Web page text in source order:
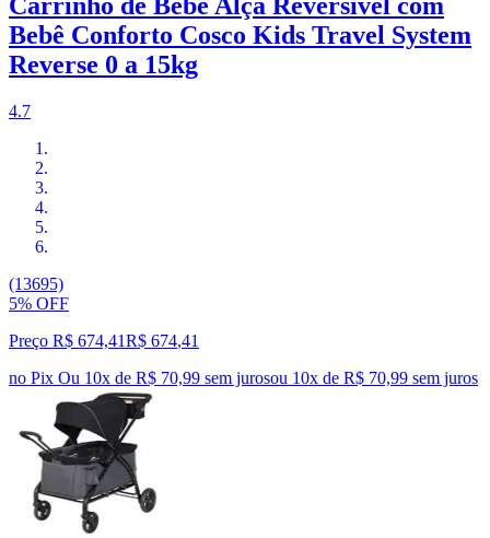
Bebê Conforto Cosco Kids Travel System
Reverse 0 a 15kg
4.7
(13695)
5% OFF
Preço R$ 674,41R$ 674,41
no Pix Ou 10x de R$ 70,99 sem jurosou 10x de R$ 70,99 sem juros